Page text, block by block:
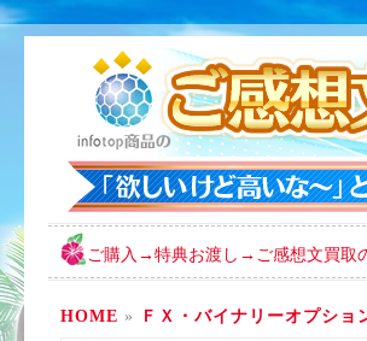
ご購入→特典お渡し→ご感想文買取
HOME » ＦＸ・バイナリーオプショ